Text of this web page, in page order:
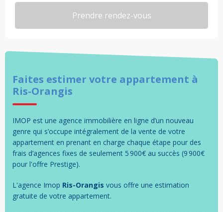
Faites estimer votre appartement à
Ris-Orangis
IMOP est une agence immobilière en ligne d’un nouveau
genre qui s’occupe intégralement de la vente de votre
appartement en prenant en charge chaque étape pour des
frais d’agences fixes de seulement 5 900€ au succès (9 900€
pour l'offre Prestige).
L'agence Imop Ris-Orangis vous offre une estimation
gratuite de votre appartement.